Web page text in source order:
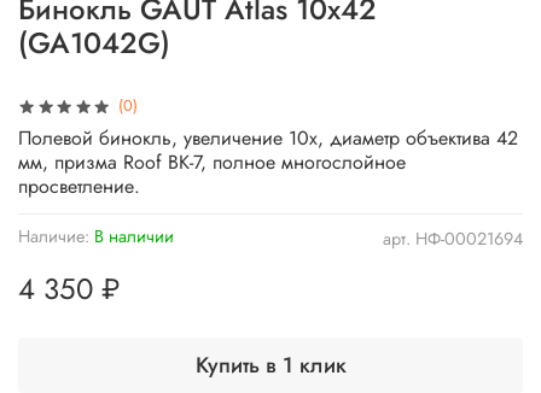
(0)
арт. НФ-00021694
Наличие: В наличии
Бинокль GAUT Atlas 10x42
(GA1042G)
4 350 ₽
Купить в 1 клик
Полевой бинокль, увеличение 10x, диаметр объектива 42
мм, призма Roof BK-7, полное многослойное
просветление.